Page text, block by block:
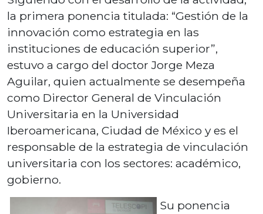
la primera ponencia titulada: “Gestión de la
innovación como estrategia en las
instituciones de educación superior”,
estuvo a cargo del doctor Jorge Meza
Aguilar, quien actualmente se desempeña
como Director General de Vinculación
Universitaria en la Universidad
Iberoamericana, Ciudad de México y es el
responsable de la estrategia de vinculación
universitaria con los sectores: académico,
gobierno.
Su ponencia